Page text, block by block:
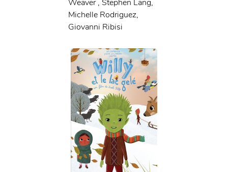
Weaver , Stephen Lang,
Michelle Rodriguez,
Giovanni Ribisi